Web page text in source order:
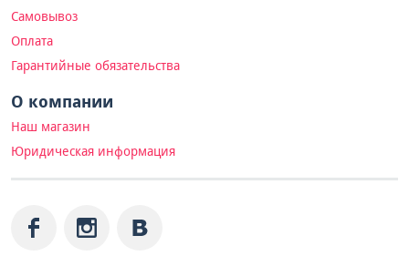
Самовывоз
Оплата
Гарантийные обязательства
О компании
Наш магазин
Юридическая информация